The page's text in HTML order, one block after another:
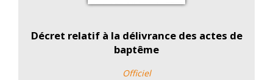
Décret relatif à la délivrance des actes de
baptême
Officiel